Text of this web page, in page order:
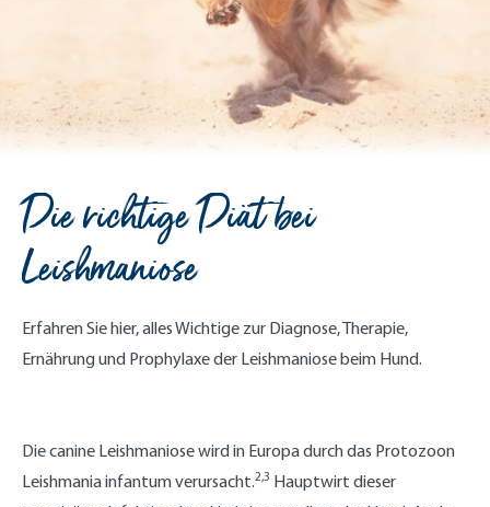
Die richtige Diät bei
Leishmaniose
Erfahren Sie hier, alles Wichtige zur Diagnose, Therapie,
Ernährung und Prophylaxe der Leishmaniose beim Hund.
Die canine Leishmaniose wird in Europa durch das Protozoon
Leishmania infantum verursacht.2,3 Hauptwirt dieser